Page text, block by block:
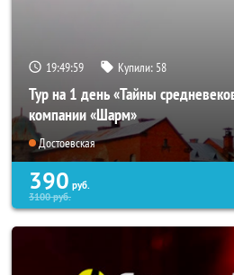
19:49:57 Купили: 58
Тур на 1 день «Тайны
компании «Шарм»
Достоевская
390 руб.
3100руб.